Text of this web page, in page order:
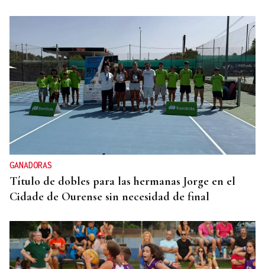
GANADORAS
Título de dobles para las hermanas Jorge en el
Cidade de Ourense sin necesidad de final